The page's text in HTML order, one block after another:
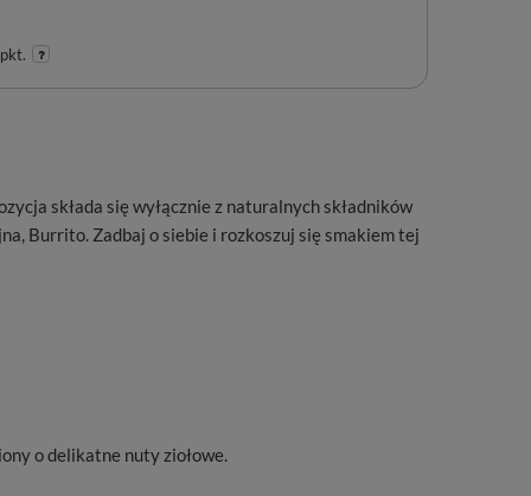
składa się wyłącznie z naturalnych składników
Burrito. Zadbaj o siebie i rozkoszuj się smakiem tej
o delikatne nuty ziołowe.